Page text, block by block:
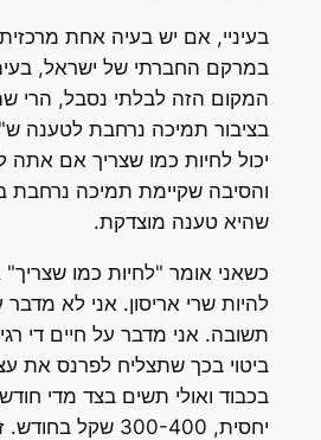
בעיניי, אם יש בעיה אחת
במרקם החברתי של ישראל,
המקום הזה לבלתי נסבל, הרי
בציבור תמיכה נרחבת לטענה
יכול לחיות כמו שצריך אם אתה
והסיבה שקיימת תמיכה נרחבת
שהיא טענה מוצדקת.
כשאני אומר "לחיות כמו שצריך"
להיות שרי אריסון. אני לא מדבר
תשובה. אני מדבר על חיים די
ביטוי בכך שתצליח לפרנס את
בכבוד ואולי תשים בצד מדי חודש
יחסית, 300-400 שקל